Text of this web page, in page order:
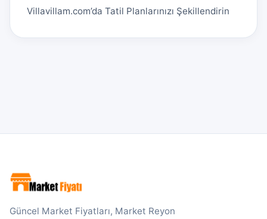
Villavillam.com’da Tatil Planlarınızı Şekillendirin
Güncel Market Fiyatları, Market Reyon